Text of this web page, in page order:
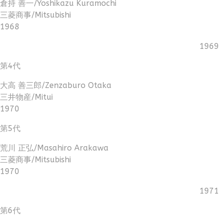
倉持 善一/Yoshikazu Kuramochi
三菱商事/Mitsubishi
1968
1969
第4代
大高 善三郎/Zenzaburo Otaka
三井物産/Mitui
1970
第5代
荒川 正弘/Masahiro Arakawa
三菱商事/Mitsubishi
1970
1971
第6代